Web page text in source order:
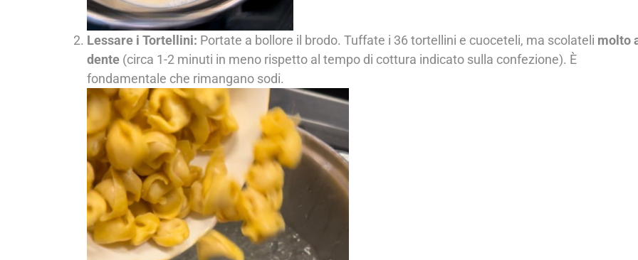
Lessare i Tortellini: Portate a bollore il brodo. Tuffate i 36 tortellini e cuoceteli, ma scolateli molto
dente (circa 1-2 minuti in meno rispetto al tempo di cottura indicato sulla confezione). È
fondamentale che rimangano sodi.